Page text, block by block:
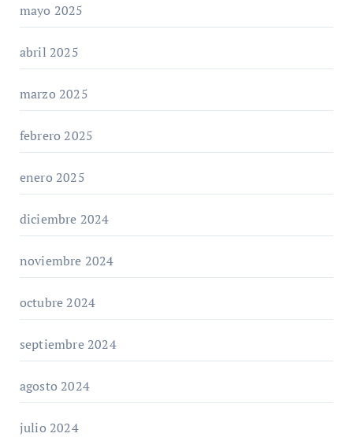
mayo 2025
abril 2025
marzo 2025
febrero 2025
enero 2025
diciembre 2024
noviembre 2024
octubre 2024
septiembre 2024
agosto 2024
julio 2024